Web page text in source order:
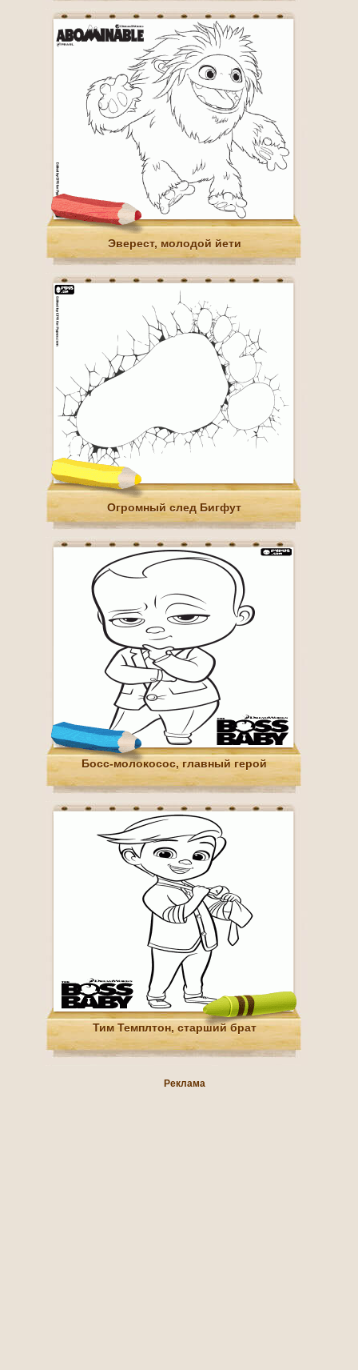
Эверест, молодой йети
Огромный след Бигфут
Босс-молокосос, главный герой
Тим Темплтон, старший брат
Реклама